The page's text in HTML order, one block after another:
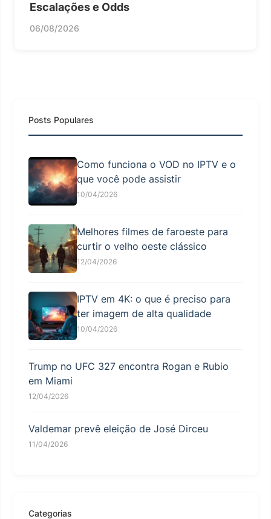
Escalações e Odds
06/08/2026
Posts Populares
Como funciona o VOD no IPTV e o
que você pode assistir
10/04/2026
Melhores filmes de faroeste para
curtir o velho oeste clássico
12/04/2026
IPTV em 4K: o que é preciso para
ter imagem de alta qualidade
10/04/2026
Trump no UFC 327 encontra Rogan e Rubio
em Miami
12/04/2026
Valdemar prevê eleição de José Dirceu
11/04/2026
Categorias